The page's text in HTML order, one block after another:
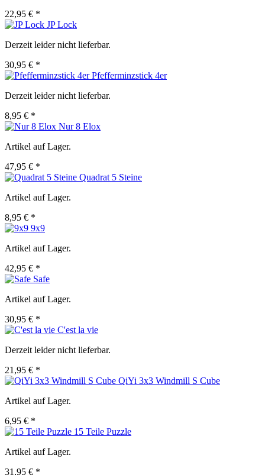
22,95 € *
JP Lock
Derzeit leider nicht lieferbar.
30,95 € *
Pfefferminzstick 4er
Derzeit leider nicht lieferbar.
8,95 € *
Nur 8 Elox
Artikel auf Lager.
47,95 € *
Quadrat 5 Steine
Artikel auf Lager.
8,95 € *
9x9
Artikel auf Lager.
42,95 € *
Safe
Artikel auf Lager.
30,95 € *
C'est la vie
Derzeit leider nicht lieferbar.
21,95 € *
QiYi 3x3 Windmill S Cube
Artikel auf Lager.
6,95 € *
15 Teile Puzzle
Artikel auf Lager.
31,95 € *